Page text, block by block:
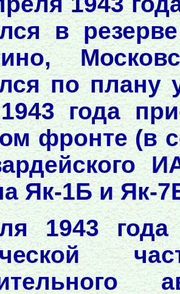
в
по плану
года
фронте (в
Як-1Б и Як-
1943 года